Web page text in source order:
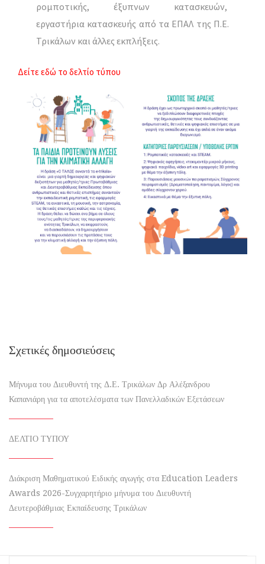
ρομποτικής, έξυπνων κατασκευών,
εργαστήρια κατασκευής από τα ΕΠΑΛ της Π.Ε.
Τρικάλων και άλλες εκπλήξεις.
Δείτε εδώ το δελτίο τύπου
Σχετικές δημοσιεύσεις
Μήνυμα του Διευθυντή της Δ.Ε. Τρικάλων Δρ Αλέξανδρου
Καπανιάρη για τα αποτελέσματα των Πανελλαδικών Εξετάσεων
ΔΕΛΤΙΟ ΤΥΠΟΥ
Διάκριση Μαθηματικού Ειδικής αγωγής στα Education Leaders
Awards 2026-Συγχαρητήριο μήνυμα του Διευθυντή
Δευτεροβάθμιας Εκπαίδευσης Τρικάλων